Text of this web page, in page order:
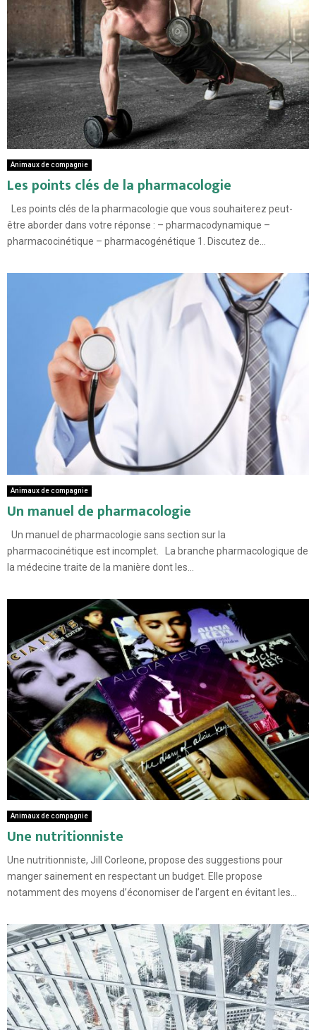
Animaux de compagnie
Les points clés de la pharmacologie
Les points clés de la pharmacologie que vous souhaiterez peut-
être aborder dans votre réponse : – pharmacodynamique –
pharmacocinétique – pharmacogénétique 1. Discutez de...
Animaux de compagnie
Un manuel de pharmacologie
Un manuel de pharmacologie sans section sur la
pharmacocinétique est incomplet. La branche pharmacologique de
la médecine traite de la manière dont les...
Animaux de compagnie
Une nutritionniste
Une nutritionniste, Jill Corleone, propose des suggestions pour
manger sainement en respectant un budget. Elle propose
notamment des moyens d’économiser de l’argent en évitant les...